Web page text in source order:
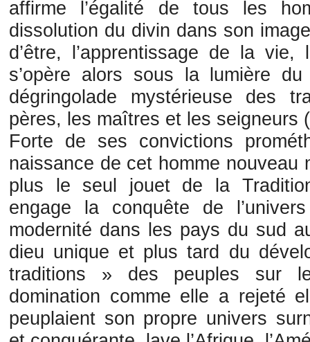
affirme l’égalité de tous les
dissolution du divin dans son
d’être, l’apprentissage de la
s’opère alors sous la lumière
dégringolade mystérieuse des
pères, les maîtres et les seigneurs
Forte de ses convictions
naissance de cet homme
plus le seul jouet de la
engage la conquête de
modernité dans les pays du sud
dieu unique et plus tard du
traditions » des peuples sur
domination comme elle a rejeté
peuplaient son propre univers